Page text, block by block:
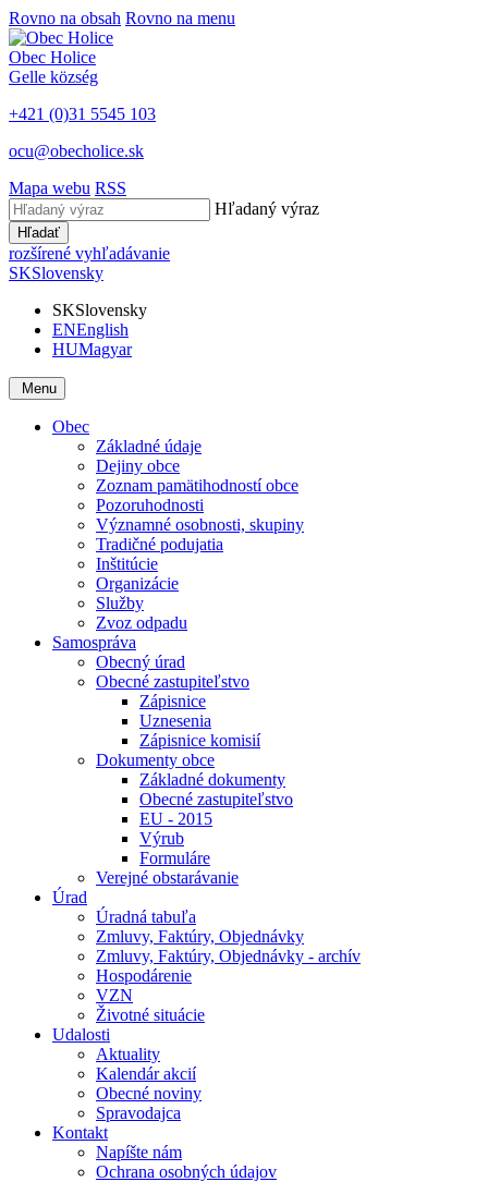
Rovno na obsah Rovno na menu
Obec Holice
Gelle község
+421 (0)31 5545 103
ocu@obecholice.sk
Mapa webu RSS
Hľadaný výraz
Hľadať
rozšírené vyhľadávanie
SKSlovensky
SKSlovensky
ENEnglish
HUMagyar
Menu
Obec
Základné údaje
Dejiny obce
Zoznam pamätihodností obce
Pozoruhodnosti
Významné osobnosti, skupiny
Tradičné podujatia
Inštitúcie
Organizácie
Služby
Zvoz odpadu
Samospráva
Obecný úrad
Obecné zastupiteľstvo
Zápisnice
Uznesenia
Zápisnice komisií
Dokumenty obce
Základné dokumenty
Obecné zastupiteľstvo
EU - 2015
Výrub
Formuláre
Verejné obstarávanie
Úrad
Úradná tabuľa
Zmluvy, Faktúry, Objednávky
Zmluvy, Faktúry, Objednávky - archív
Hospodárenie
VZN
Životné situácie
Udalosti
Aktuality
Kalendár akcií
Obecné noviny
Spravodajca
Kontakt
Napíšte nám
Ochrana osobných údajov